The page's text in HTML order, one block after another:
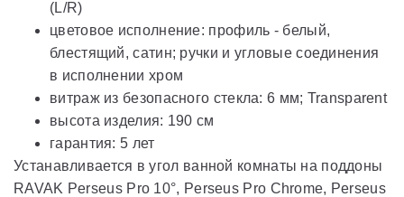
(L/R)
цветовое исполнение: профиль - белый,
блестящий, сатин; ручки и угловые соединения
в исполнении хром
витраж из безопасного стекла: 6 мм; Transparent
высота изделия: 190 см
гарантия: 5 лет
Устанавливается в угол ванной комнаты на поддоны
RAVAK Perseus Pro 10°, Perseus Pro Chrome, Perseus